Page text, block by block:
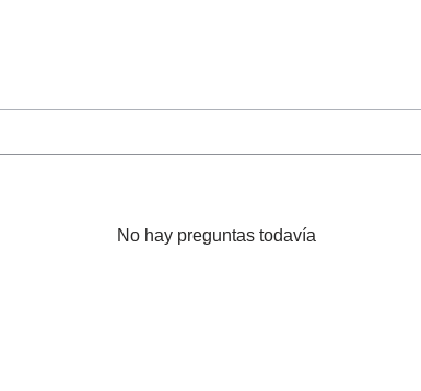
No hay preguntas todavía